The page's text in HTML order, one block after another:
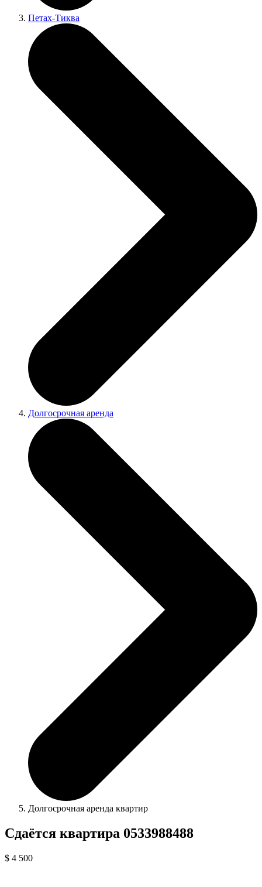
Петах-Тиква
Долгосрочная аренда
Долгосрочная аренда квартир
Сдаётся квартира 0533988488
$ 4 500